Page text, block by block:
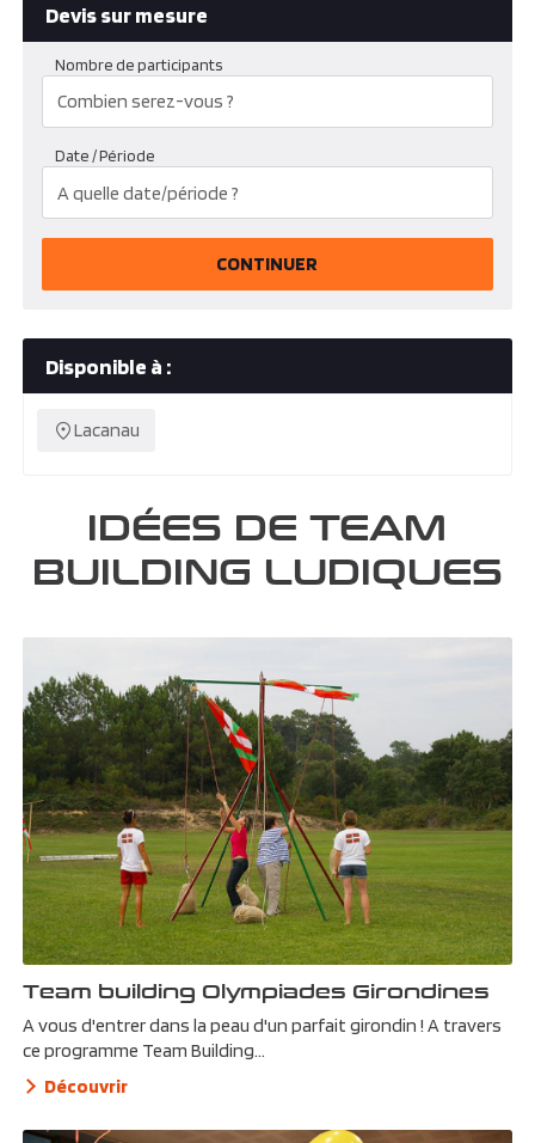
Devis sur mesure
Nombre de participants
Date / Période
CONTINUER
Disponible à :
Lacanau
IDÉES DE TEAM
BUILDING LUDIQUES
Team building Olympiades Girondines
A vous d'entrer dans la peau d'un parfait girondin ! A travers
ce programme Team Building...
Découvrir